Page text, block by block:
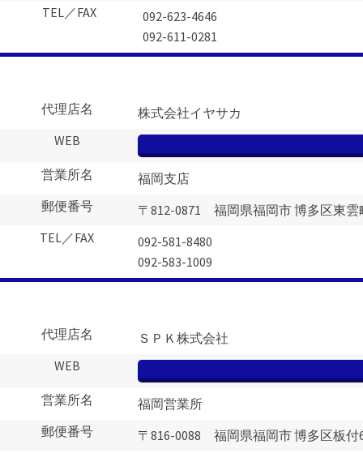
TEL／FAX
092-623-4646
092-611-0281
代理店名
株式会社イヤサカ
WEB
営業所名
福岡支店
郵便番号
〒812-0871 福岡県福岡市 博多区東雲
TEL／FAX
092-581-8480
092-583-1009
代理店名
ＳＰＫ株式会社
WEB
営業所名
福岡営業所
郵便番号
〒816-0088 福岡県福岡市 博多区板付